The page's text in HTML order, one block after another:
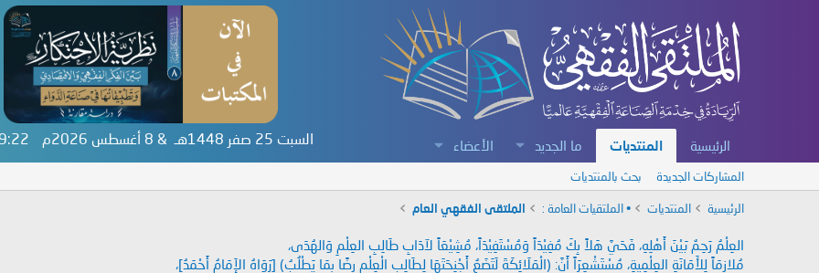
الرئيسية المنتديات ما الجديد الأعضاء السبت 25 صفر 1448هـ & 8 أغسطس 2026م
المشاركات الجديدة بحث بالمنتديات
الرئيسية المنتديات • الملتقيات العامة : الملتقى الفقهي العام
العِلْمُ رَحِمٌ بَيْنَ أَهْلِهِ، فَحَيَّ هَلاً بِكَ مُفِيْدَاً وَمُسْتَفِيْدَاً، مُشِيْعَاً لآدَابِ طَالِبِ العِلْمِ وَالهُدَى،
مُلازِمَاً لِلأَمَانَةِ العِلْمِيةِ، مُسْتَشْعِرَاً أَنَّ: (الْمَلَائِكَةَ لَتَضَعُ أَجْنِحَتَهَا لِطَالِبِ الْعِلْمِ رِضًا بِمَا يَطْلُبُ) [رَوَاهُ الإَمَامُ أَحْمَدُ]،